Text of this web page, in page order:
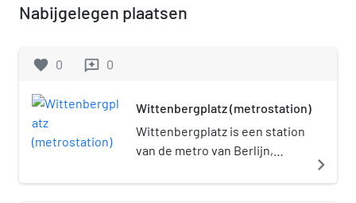
Nabijgelegen plaatsen
favorite 0 reviews 0
Wittenbergplatz (metrostation)
Wittenbergplatz is een station
van de metro van Berlijn,
plein in het Berlijnse
navigate_next